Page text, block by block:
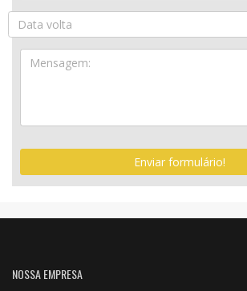
Enviar formulário!
NOSSA EMPRESA